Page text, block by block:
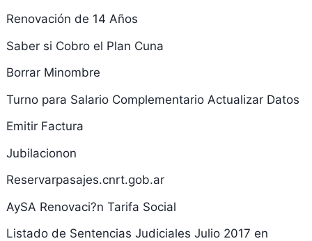
Renovación de 14 Años
Saber si Cobro el Plan Cuna
Borrar Minombre
Turno para Salario Complementario Actualizar Datos
Emitir Factura
Jubilacionon
Reservarpasajes.cnrt.gob.ar
AySA Renovaci?n Tarifa Social
Listado de Sentencias Judiciales Julio 2017 en